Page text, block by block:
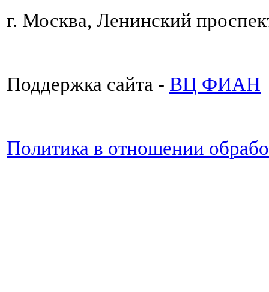
г. Москва, Ленинский
Поддержка сайта - ВЦ ФИАН
Политика в отношении